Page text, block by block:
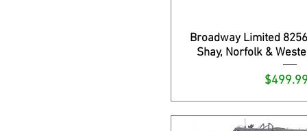
Broadway Limited
Shay, Norfolk &
Precio